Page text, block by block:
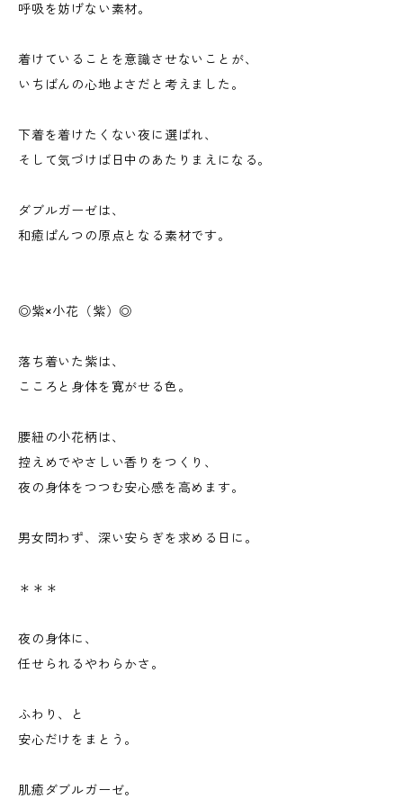
呼吸を妨げない素材。
着けていることを意識させないことが、
いちばんの心地よさだと考えました。
下着を着けたくない夜に選ばれ、
そして気づけば日中のあたりまえになる。
ダブルガーゼは、
和癒ぱんつの原点となる素材です。
◎紫×小花（紫）◎
落ち着いた紫は、
こころと身体を寛がせる色。
腰紐の小花柄は、
控えめでやさしい香りをつくり、
夜の身体をつつむ安心感を高めます。
男女問わず、深い安らぎを求める日に。
＊＊＊
夜の身体に、
任せられるやわらかさ。
ふわり、と
安心だけをまとう。
肌癒ダブルガーゼ。